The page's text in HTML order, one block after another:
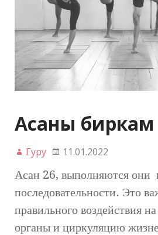
Асаны биркам
Гуру 11.01.2022
Асан 26, выполняются они
последовательности. Это
правильного воздействия
органы и циркуляцию